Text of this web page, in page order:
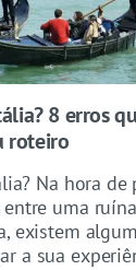
8 erros
roteiro
Na hora de
uma
existem
a sua